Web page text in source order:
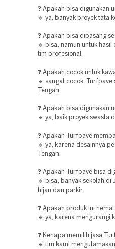
❓ Apakah bisa digunakan
🔹 ya, banyak proyek tata
❓ Apakah bisa dipasang
🔹 bisa, namun untuk
tim profesional.
❓ Apakah cocok untuk
🔹 sangat cocok,
Tengah.
❓ Apakah bisa digunakan
🔹 ya, baik proyek swasta
❓ Apakah Turfpave
🔹 ya, karena desainnya
Tengah.
❓ Apakah Turfpave bisa
🔹 bisa, banyak sekolah di
hijau dan parkir.
❓ Apakah produk ini
🔹 ya, karena mengurangi
❓ Kenapa memilih jasa
🔹 tim kami